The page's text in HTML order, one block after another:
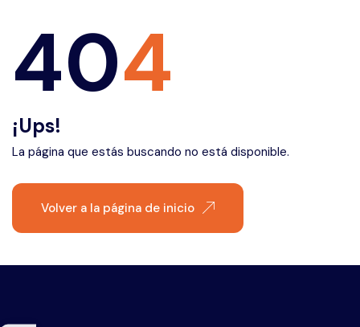
404
¡Ups!
La página que estás buscando no está disponible.
Volver a la página de inicio